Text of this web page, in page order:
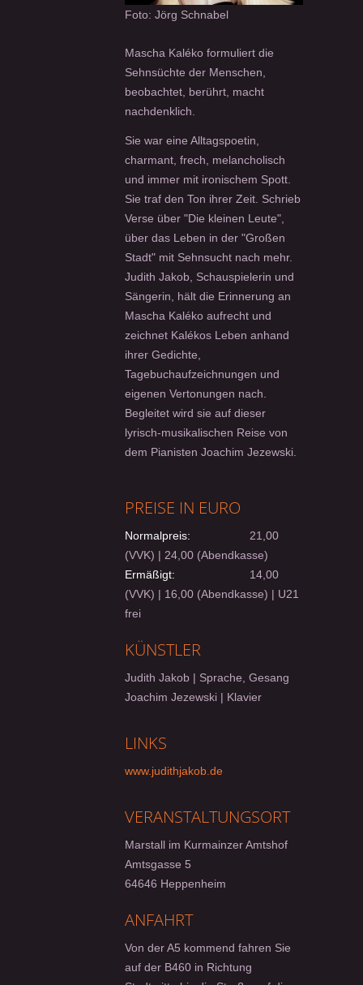
Foto: Jörg Schnabel
Mascha Kaléko formuliert die
Sehnsüchte der Menschen,
beobachtet, berührt, macht
nachdenklich.
Sie war eine Alltagspoetin,
charmant, frech, melancholisch
und immer mit ironischem Spott.
Sie traf den Ton ihrer Zeit. Schrieb
Verse über "Die kleinen Leute",
über das Leben in der "Großen
Stadt" mit Sehnsucht nach mehr.
Judith Jakob, Schauspielerin und
Sängerin, hält die Erinnerung an
Mascha Kaléko aufrecht und
zeichnet Kalékos Leben anhand
ihrer Gedichte,
Tagebuchaufzeichnungen und
eigenen Vertonungen nach.
Begleitet wird sie auf dieser
lyrisch-musikalischen Reise von
dem Pianisten Joachim Jezewski.
PREISE IN EURO
Normalpreis:
21,00
(VVK) | 24,00 (Abendkasse)
Ermäßigt:
14,00
(VVK) | 16,00 (Abendkasse) | U21
frei
KÜNSTLER
Judith Jakob | Sprache, Gesang
Joachim Jezewski | Klavier
LINKS
www.judithjakob.de
VERANSTALTUNGSORT
Marstall im Kurmainzer Amtshof
Amtsgasse 5
64646 Heppenheim
ANFAHRT
Von der A5 kommend fahren Sie
auf der B460 in Richtung